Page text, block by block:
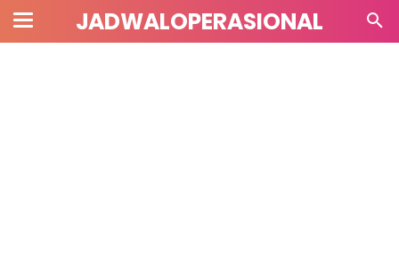
JADWALOPERASIONAL